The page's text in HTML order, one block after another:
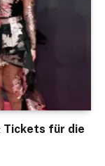
Tickets für die